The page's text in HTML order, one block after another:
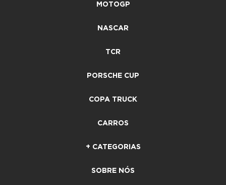
MOTOGP
NASCAR
TCR
PORSCHE CUP
COPA TRUCK
CARROS
+ CATEGORIAS
SOBRE NÓS